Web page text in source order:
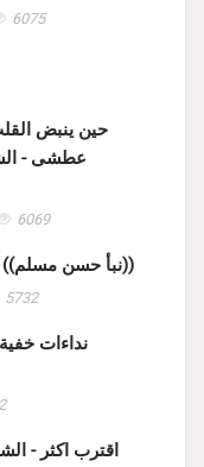
6075
حين ينبض
عطشى -
6069
((الحصان - قصة قصيرة)) ((نبأ حسن مسلم))
5732
نداءات
اقترب اكثر -